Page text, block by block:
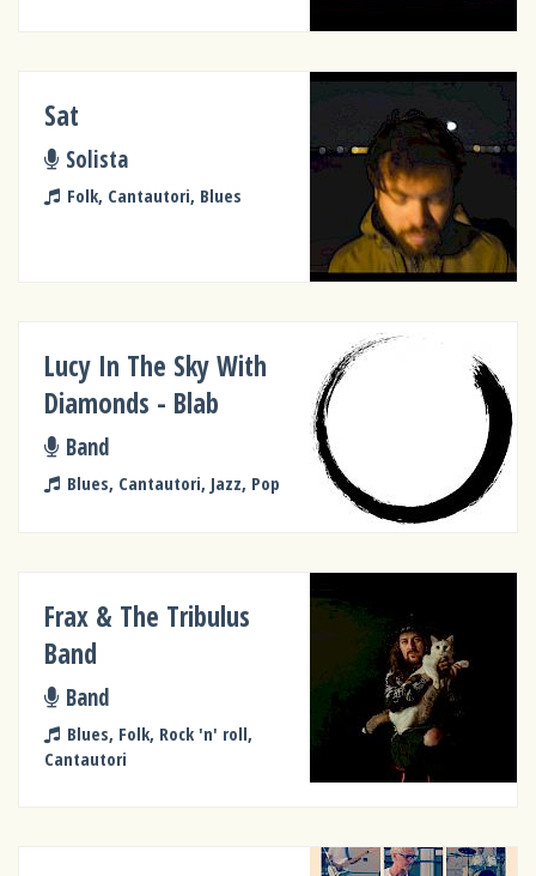
Sat
Solista
Folk, Cantautori, Blues
Lucy In The Sky With
Diamonds - Blab
Band
Blues, Cantautori, Jazz, Pop
Frax & The Tribulus
Band
Band
Blues, Folk, Rock 'n' roll,
Cantautori